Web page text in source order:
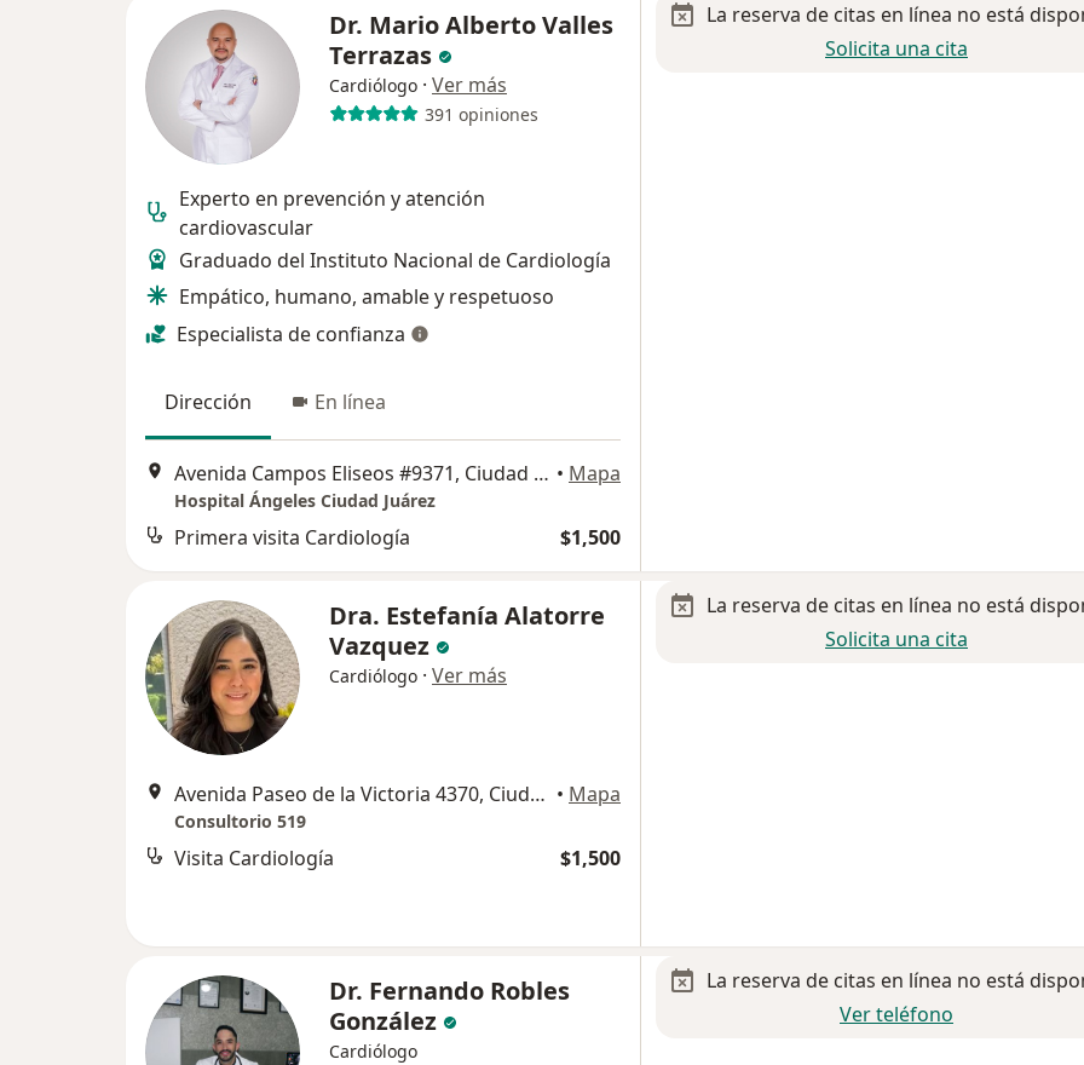
Dr. Mario Alberto Valles
Terrazas
Cardiólogo · Ver más
391 opiniones
Experto en prevención y atención
cardiovascular
Graduado del Instituto Nacional de Cardiología
Empático, humano, amable y respetuoso
Especialista de confianza
Dirección En línea
Avenida Campos Eliseos #9371, Ciudad Juarez • Mapa
Hospital Ángeles Ciudad Juárez
Primera visita Cardiología $1,500
La reserva de citas en línea no está
Solicita una cita
Dra. Estefanía Alatorre
Vazquez
Cardiólogo · Ver más
Avenida Paseo de la Victoria 4370, Ciudad Juarez • Mapa
Consultorio 519
Visita Cardiología $1,500
La reserva de citas en línea no está
Solicita una cita
Dr. Fernando Robles
González
Cardiólogo
La reserva de citas en línea no está
Ver teléfono